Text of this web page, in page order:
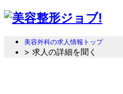
美容外科の求人情報トップ
> 求人の詳細を聞く